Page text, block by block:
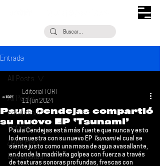
Entrada
All Posts
Escúchalo
Noticias
¿Qué Plan?
Entrevistas
All Posts
Paula Cendejas compartió
su nuevo EP ‘Tsunami’
Editorial TORT
11 jun 2024
Paula Cendejas está más fuerte que nunca y esto
lo demuestra con su nuevo EP Tsunami el cual se
siente justo como una masa de agua avasallante,
en donde la madrileña golpea con fuerza a través
de texturas sonoras profundas, frescas con